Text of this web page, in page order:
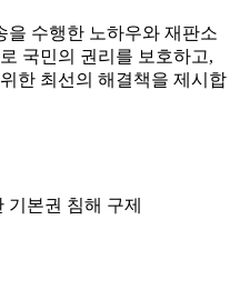
을 수행한 노하우와 재판소
국민의 권리를 보호하고,
한 최선의 해결책을 제시합
기본권 침해 구제